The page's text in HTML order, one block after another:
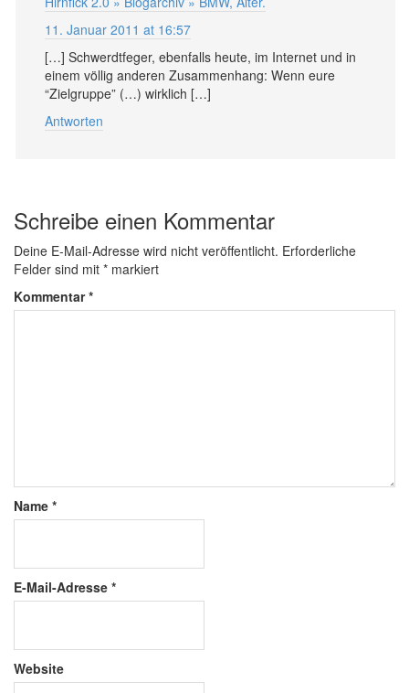
11. Januar 2011 at 16:57
[…] Schwerdtfeger, ebenfalls heute, im Internet und in
einem völlig anderen Zusammenhang: Wenn eure
“Zielgruppe” (…) wirklich […]
Antworten
Schreibe einen Kommentar
Deine E-Mail-Adresse wird nicht veröffentlicht. Erforderliche
Felder sind mit * markiert
Kommentar*
Name *
E-Mail-Adresse *
Website